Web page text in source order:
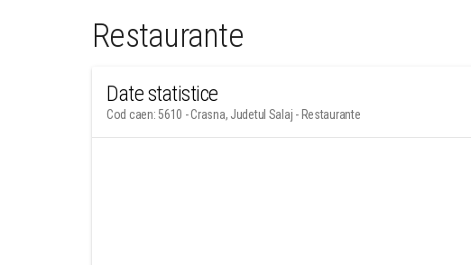
Restaurante
Date statistice
Cod caen: 5610 - Crasna, Judetul Salaj - Restaurante